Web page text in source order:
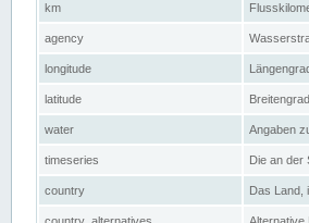
km
agency
longitude
latitude
water Angaben
timeseries Die an der
country Das Land,